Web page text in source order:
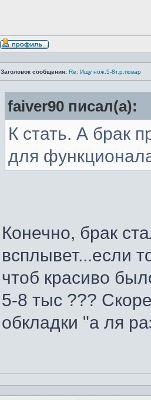
Заголовок сообщения: Re: Ищу нож.5-8т.р.повар
faiver90 писал(а):
К стать. А брак
для
Конечно, брак
всплывет...если
чтоб красиво
5-8 тыс ???
обкладки "а ля